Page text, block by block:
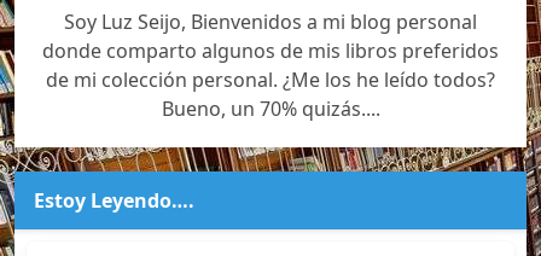
Soy Luz Seijo, Bienvenidos a mi blog personal
donde comparto algunos de mis libros preferidos
de mi colección personal. ¿Me los he leído todos?
Bueno, un 70% quizás....
Estoy Leyendo….